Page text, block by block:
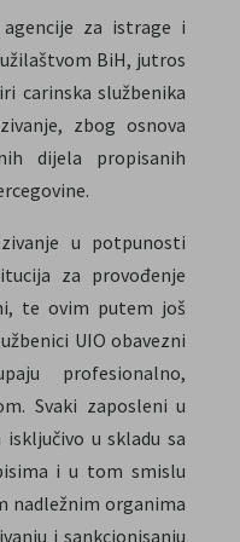
agencije za istrage i
BiH, jutros
carinska službenika
zbog osnova
dijela propisanih
u potpunosti
za provođenje
te ovim putem još
UIO obavezni
profesionalno,
Svaki zaposleni u
u skladu sa
i u tom smislu
nadležnim organima
i sankcionisanju